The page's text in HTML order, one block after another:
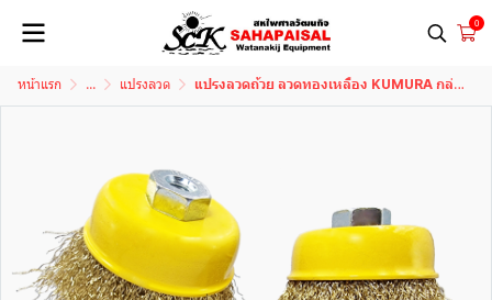
0
หน้าแรก ... แปรงลวด แปรงลวดถ้วย ลวดทองเหลือง KUMURA กล่องเหลือง